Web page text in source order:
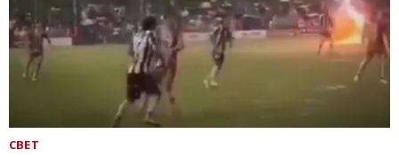
СВЕТ